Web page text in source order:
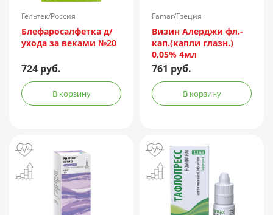
Гельтек/Россия
Блефаросалфетка д/
ухода за веками №20
724 руб.
В корзину
Famar/Греция
Визин Алерджи фл.-
кап.(капли глазн.)
0,05% 4мл
761 руб.
В корзину